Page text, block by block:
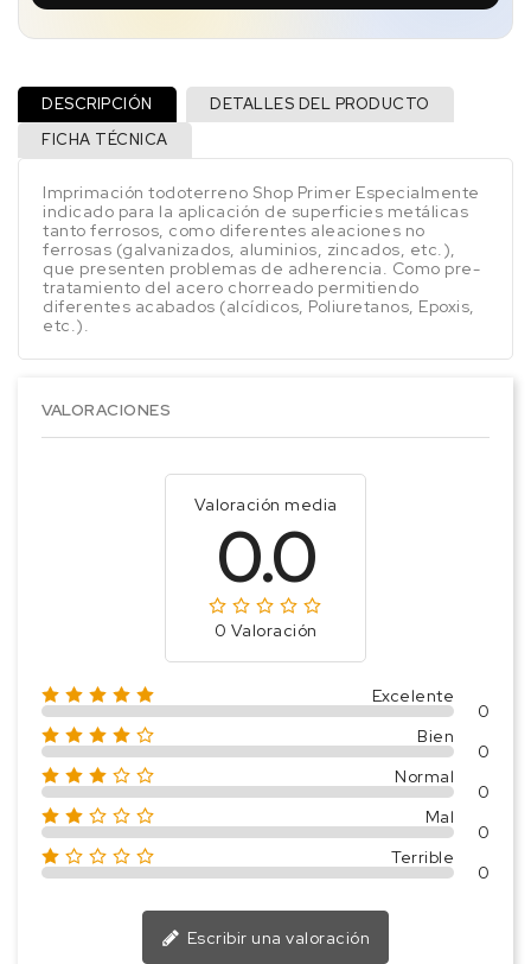
DESCRIPCIÓN
DETALLES DEL PRODUCTO
FICHA TÉCNICA
Imprimación todoterreno Shop Primer Especialmente
indicado para la aplicación de superficies metálicas
tanto ferrosos, como diferentes aleaciones no
ferrosas (galvanizados, aluminios, zincados, etc.),
que presenten problemas de adherencia. Como pre-
tratamiento del acero chorreado permitiendo
diferentes acabados (alcídicos, Poliuretanos, Epoxis,
etc.).
VALORACIONES
Valoración media
0.0
0 Valoración
Excelente
0
Bien
0
Normal
0
Mal
0
Terrible
0
Escribir una valoración